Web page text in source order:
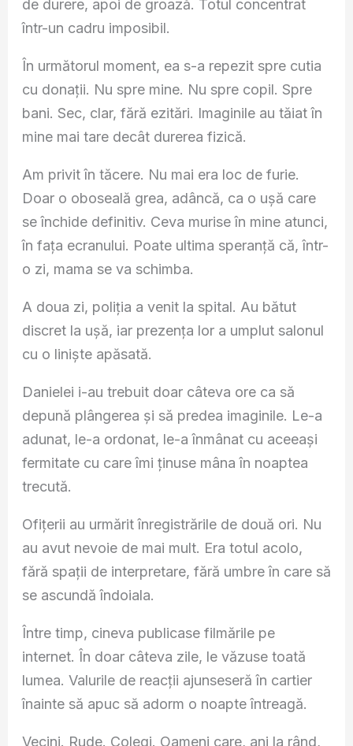
de durere, apoi de groază. Totul concentrat
într-un cadru imposibil.
În următorul moment, ea s-a repezit spre cutia
cu donații. Nu spre mine. Nu spre copil. Spre
bani. Sec, clar, fără ezitări. Imaginile au tăiat în
mine mai tare decât durerea fizică.
Am privit în tăcere. Nu mai era loc de furie.
Doar o oboseală grea, adâncă, ca o ușă care
se închide definitiv. Ceva murise în mine atunci,
în fața ecranului. Poate ultima speranță că, într-
o zi, mama se va schimba.
A doua zi, poliția a venit la spital. Au bătut
discret la ușă, iar prezența lor a umplut salonul
cu o liniște apăsată.
Danielei i-au trebuit doar câteva ore ca să
depună plângerea și să predea imaginile. Le-a
adunat, le-a ordonat, le-a înmânat cu aceeași
fermitate cu care îmi ținuse mâna în noaptea
trecută.
Ofițerii au urmărit înregistrările de două ori. Nu
au avut nevoie de mai mult. Era totul acolo,
fără spații de interpretare, fără umbre în care să
se ascundă îndoiala.
Între timp, cineva publicase filmările pe
internet. În doar câteva zile, le văzuse toată
lumea. Valurile de reacții ajunseseră în cartier
înainte să apuc să adorm o noapte întreagă.
Vecini. Rude. Colegi. Oameni care, ani la rând,